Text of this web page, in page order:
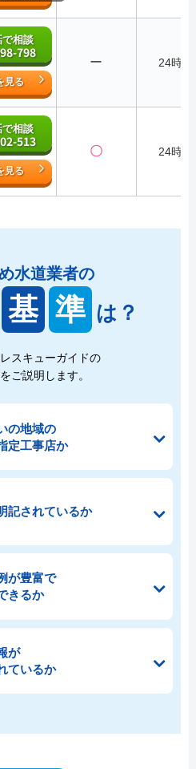
で相談
798
見る
ー 24時間
で相談
513
見る
〇 24時間
水道業者の
基 準 は？
スキューガイドの
ご説明します。
の地域の
定工事店か
記されているか
が豊富で
きるか
が
ているか